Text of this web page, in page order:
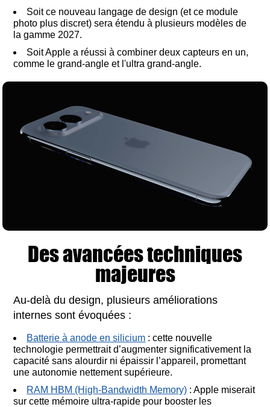
Soit ce nouveau langage de design (et ce module
photo plus discret) sera étendu à plusieurs modèles de
la gamme 2027.
Soit Apple a réussi à combiner deux capteurs en un,
comme le grand-angle et l'ultra grand-angle.
Des avancées techniques
majeures
Au-delà du design, plusieurs améliorations
internes sont évoquées :
Batterie à anode en silicium : cette nouvelle
technologie permettrait d’augmenter significativement la
capacité sans alourdir ni épaissir l’appareil, promettant
une autonomie nettement supérieure.
RAM HBM (High-Bandwidth Memory) : Apple miserait
sur cette mémoire ultra-rapide pour booster les